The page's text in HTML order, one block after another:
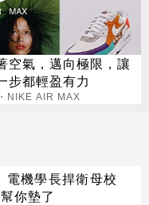
空氣，邁向極限，讓
步都輕盈有力
NIKE AIR MAX
電機學長捍衛母校
你墊了